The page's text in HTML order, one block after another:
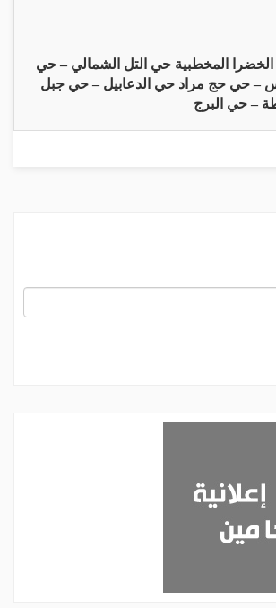
الخضرا المخطبية حي التل الشمالي – حي
– حي حج مراد حي الدعابيل – حي جبل
– حي البرج